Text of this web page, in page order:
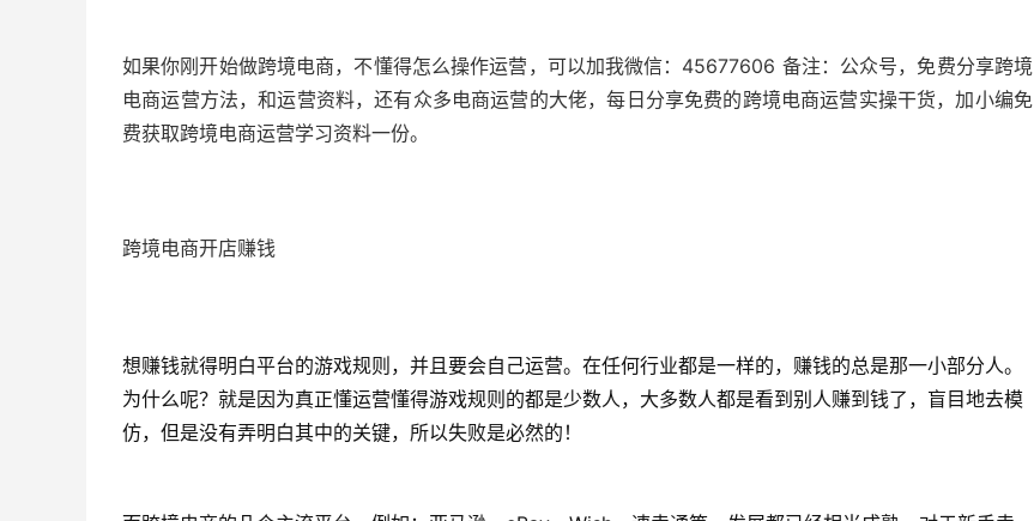
如果你刚开始做跨境电商，不懂得怎么操作运营，可以加我微信：45677606 备注：公众号，免费分享跨境
电商运营方法，和运营资料，还有众多电商运营的大佬，每日分享免费的跨境电商运营实操干货，加小编免
费获取跨境电商运营学习资料一份。
跨境电商开店赚钱
想赚钱就得明白平台的游戏规则，并且要会自己运营。在任何行业都是一样的，赚钱的总是那一小部分人。
为什么呢？就是因为真正懂运营懂得游戏规则的都是少数人，大多数人都是看到别人赚到钱了，盲目地去模
仿，但是没有弄明白其中的关键，所以失败是必然的！